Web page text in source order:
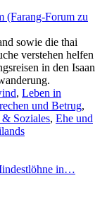
(Farang-Forum zu
sowie die thai
verstehen helfen
in den Isaan
, Leben in
und Betrug,
Soziales, Ehe und
in…